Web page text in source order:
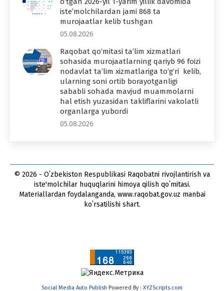
iste’molchilardan jami 868 ta
murojaatlar kelib tushgan
05.08.2026
Raqobat qo‘mitasi ta’lim xizmatlari
sohasida murojaatlarning qariyb 96 foizi
nodavlat ta’lim xizmatlariga to‘g‘ri kelib,
ularning soni ortib borayotganligi
sababli sohada mavjud muammolarni
hal etish yuzasidan takliflarini vakolatli
organlarga yubordi
05.08.2026
© 2026 - Oʻzbekiston Respublikasi Raqobatni rivojlantirish va
iste'molchilar huquqlarini himoya qilish qoʻmitasi.
Materiallardan foydalanganda, www.raqobat.gov.uz manbai
koʻrsatilishi shart.
Social Media Auto Publish Powered By : XYZScripts.com